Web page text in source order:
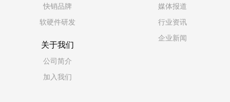
快销品牌
软硬件研发
媒体报道
行业资讯
企业新闻
关于我们
公司简介
加入我们